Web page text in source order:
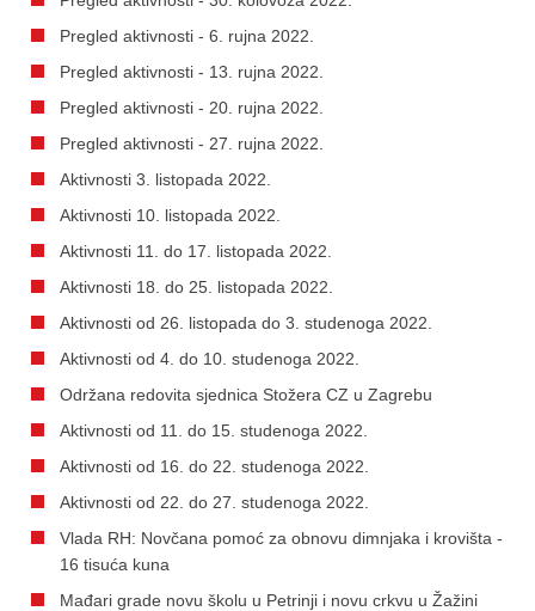
Pregled aktivnosti - 6. rujna 2022.
Pregled aktivnosti - 13. rujna 2022.
Pregled aktivnosti - 20. rujna 2022.
Pregled aktivnosti - 27. rujna 2022.
Aktivnosti 3. listopada 2022.
Aktivnosti 10. listopada 2022.
Aktivnosti 11. do 17. listopada 2022.
Aktivnosti 18. do 25. listopada 2022.
Aktivnosti od 26. listopada do 3. studenoga 2022.
Aktivnosti od 4. do 10. studenoga 2022.
Održana redovita sjednica Stožera CZ u Zagrebu
Aktivnosti od 11. do 15. studenoga 2022.
Aktivnosti od 16. do 22. studenoga 2022.
Aktivnosti od 22. do 27. studenoga 2022.
Vlada RH: Novčana pomoć za obnovu dimnjaka i krovišta -
16 tisuća kuna
Mađari grade novu školu u Petrinji i novu crkvu u Žažini